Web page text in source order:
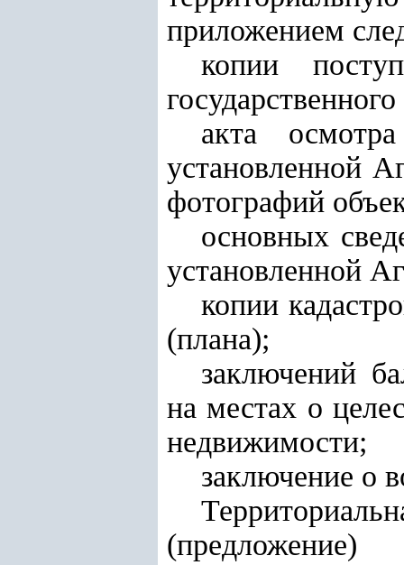
приложением
копии
акта
установленной
фотографий
основных
установленной
копии
(плана);
заключений
на местах о
недвижимости;
заключение о